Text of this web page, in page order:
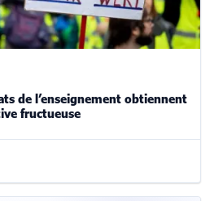
de l’enseignement obtiennent
fructueuse